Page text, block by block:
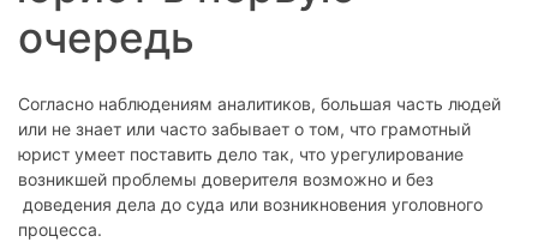
очередь
Согласно наблюдениям аналитиков, большая часть людей
или не знает или часто забывает о том, что грамотный
юрист умеет поставить дело так, что урегулирование
возникшей проблемы доверителя возможно и без
доведения дела до суда или возникновения уголовного
процесса.